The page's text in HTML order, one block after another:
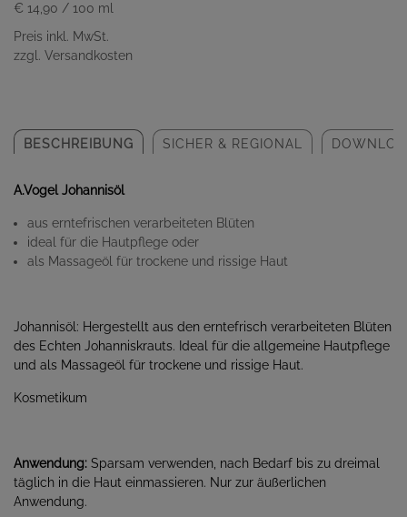
€ 14,90 / 100 ml
Preis inkl. MwSt.
zzgl. Versandkosten
BESCHREIBUNG SICHER & REGIONAL
A.Vogel Johannisöl
aus erntefrischen verarbeiteten Blüten
ideal für die Hautpflege oder
als Massageöl für trockene und rissige Haut
Johannisöl: Hergestellt aus den erntefrisch verarbeiteten Blüten
des Echten Johanniskrauts. Ideal für die allgemeine Hautpflege
und als Massageöl für trockene und rissige Haut.
Kosmetikum
Anwendung: Sparsam verwenden, nach Bedarf bis zu dreimal
täglich in die Haut einmassieren. Nur zur äußerlichen
Anwendung.